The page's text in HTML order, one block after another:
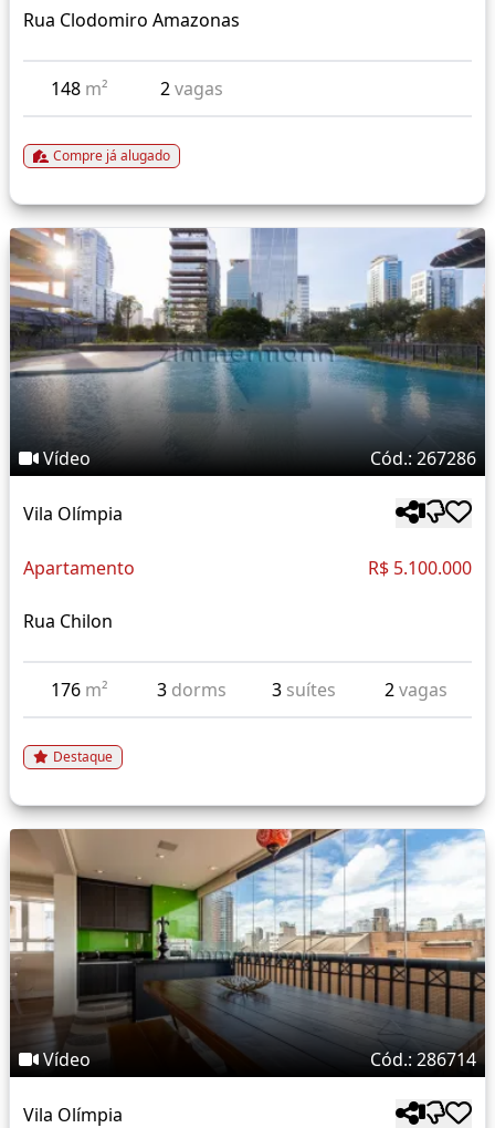
Rua Clodomiro Amazonas
148 m² 2vagas
Compre já alugado
Vídeo Cód.: 267286
Vila Olímpia
Apartamento R$ 5.100.000
Rua Chilon
176 m² 3 dorms 3 suítes 2vagas
Destaque
Vídeo Cód.: 286714
Vila Olímpia